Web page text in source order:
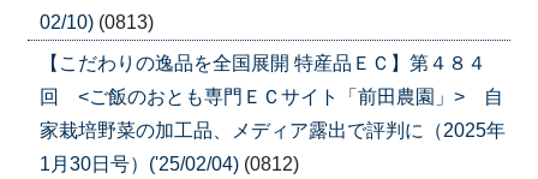
02/10) (0813)
【こだわりの逸品を全国展開 特産品ＥＣ】第４８４
回 <ご飯のおとも専門ＥＣサイト「前田農園」> 自
家栽培野菜の加工品、メディア露出で評判に（2025年
1月30日号）('25/02/04) (0812)